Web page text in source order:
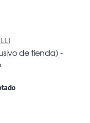
de tienda) -